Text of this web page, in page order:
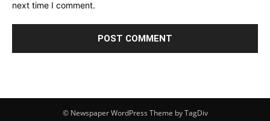
next time I comment.
© Newspaper WordPress Theme by TagDiv